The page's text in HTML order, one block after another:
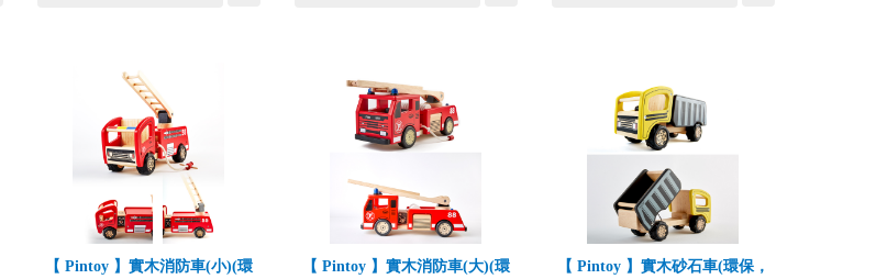
【 Pintoy 】實木消防車(小)(環
【 Pintoy 】實木消防車(大)(環
【 Pintoy 】實木砂石車(環保，